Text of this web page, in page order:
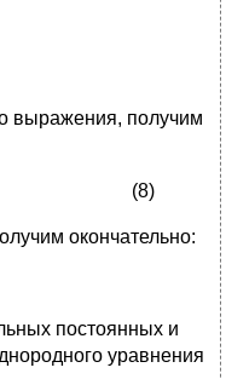
выражения, получим
окончательно:
постоянных и
уравнения